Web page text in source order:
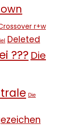
r+w
Deleted
??? Die
Die